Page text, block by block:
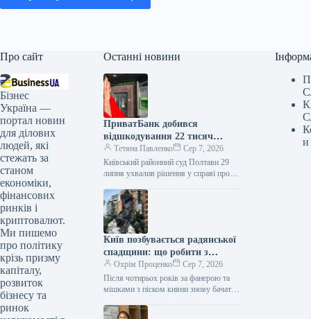
Про сайт
Бізнес
Україна —
портал новин
для ділових
людей, які
стежать за
станом
економіки,
фінансових
ринків і
криптовалют.
Ми пишемо
про політику
крізь призму
капіталу,
розвиток
бізнесу та
ринок
Останні новини
ПриватБанк добився
відшкодування 22 тисяч
гривень за простроченим
кредитом
Тетяна Павленко
Сер 7, 2026
Київський районний суд Полтави 29
липня ухвалив рішення у справі про
кредитним договором на користь
акціонерного товариства…
Київ позбувається радянської
спадщини: що робити з
пам’ятниками?
Охрім Проценко
Сер 7, 2026
Після чотирьох років за фанерою та
мішками з піском кияни знову бачать
Лисенку, княгині Ользі та…
и